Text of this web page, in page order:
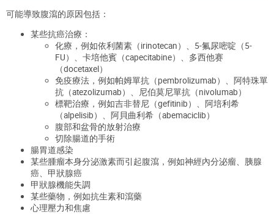
可能導致腹瀉的原因包括：
某些抗癌治療 ：
化療 ， 例如依利菌素 （irinotecan）、 5-氟尿嘧啶 （5-
FU）、 卡培他賓 （capecitabine） 、 多西他赛
（docetaxel）
免疫療法 ， 例如帕姆單抗 （pembrolizumab）、 阿特珠單
抗 （atezolizumab） 、 尼伯莫尼單抗 （nivolumab）
標靶治療 ， 例如吉非替尼 （gefitinib）、 阿培利希
（alpelisib） 、 阿貝曲利希 （abemaciclib）
腹部和盆骨的放射治療
切除腸道的手術
腸胃道感染
某些腫瘤本身分泌激素而引起腹瀉， 例如神經內分泌瘤、胰腺
癌、 甲狀腺癌
甲狀腺機能失調
某些藥物， 例如抗生素和瀉藥
心理壓力和焦慮